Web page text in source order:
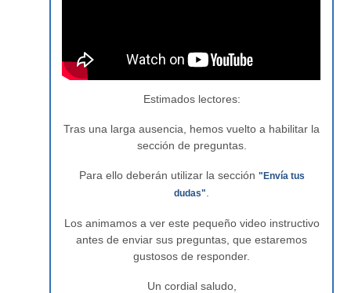
Estimados lectores:
Tras una larga ausencia, hemos vuelto a habilitar la
sección de preguntas.
Para ello deberán utilizar la sección "Envía tus
dudas"
Los animamos a ver este pequeño video instructivo
antes de enviar sus preguntas, que estaremos
gustosos de responder.
Un cordial saludo,